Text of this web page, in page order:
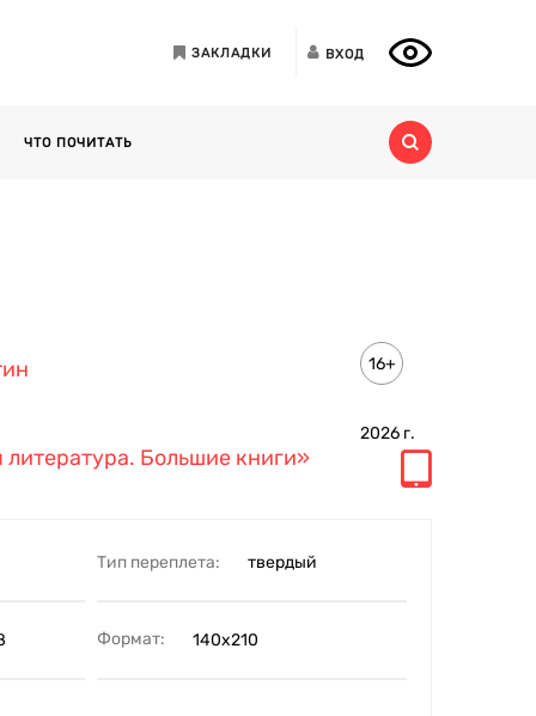
ЗАКЛАДКИ ВХОД
ЧТО ПОЧИТАТЬ
16+
2026 г.
литература. Большие книги»
Тип переплета: твердый
Формат: 140х210